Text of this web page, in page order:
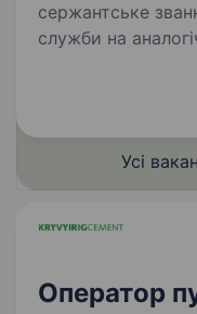
сержантське звання лідерські якості
служби на
Усі
Оператор